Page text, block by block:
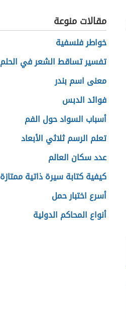
مقالات منوعة
خواطر فلسفية
تفسير تساقط الشعر في الحلم
معنى اسم بندر
فوائد الدبس
أسباب السواد حول الفم
تعلم الرسم ثلاثي الأبعاد
عدد سكان العالم
كيفية كتابة سيرة ذاتية ممتازة
أسرع اختبار حمل
أنواع المحاكم الدولية